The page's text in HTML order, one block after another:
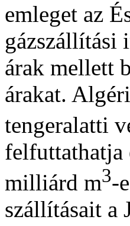
emleget az
gázszállítási
árak mellett
árakat.
tengeralatti
felfuttathatja
milliárd m3-
szállításait a